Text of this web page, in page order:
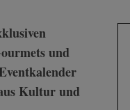
und
Kultur und